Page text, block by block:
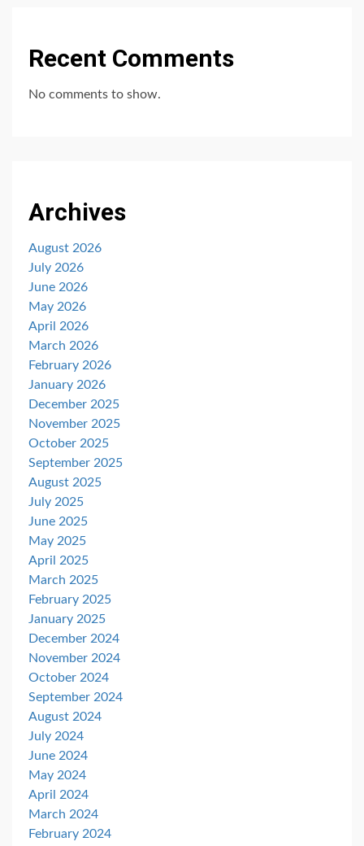
Recent Comments
No comments to show.
Archives
August 2026
July 2026
June 2026
May 2026
April 2026
March 2026
February 2026
January 2026
December 2025
November 2025
October 2025
September 2025
August 2025
July 2025
June 2025
May 2025
April 2025
March 2025
February 2025
January 2025
December 2024
November 2024
October 2024
September 2024
August 2024
July 2024
June 2024
May 2024
April 2024
March 2024
February 2024